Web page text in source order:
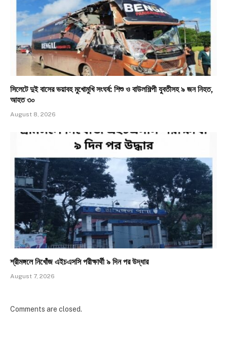
সিলেটে দুই বাসের ভয়াবহ মুখোমুখি সংঘর্ষ: শিশু ও বাউলশিল্পী যুবতীসহ ৯ জন নিহত,
আহত ৩০
August 8, 2026
শ্রীমঙ্গলে নিখোঁজ এইচএসসি পরীক্ষার্থী ৯ দিন পর উদ্ধার
August 7, 2026
Comments are closed.